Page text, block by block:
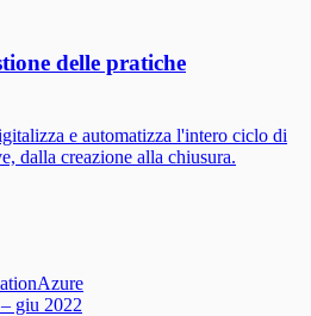
delle pratiche
e automatizza l'intero ciclo di
dalla creazione alla chiusura.
Azure
giu 2022